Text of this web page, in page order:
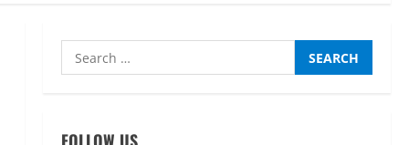
Search
for: